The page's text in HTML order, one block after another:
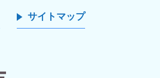
サイトマップ